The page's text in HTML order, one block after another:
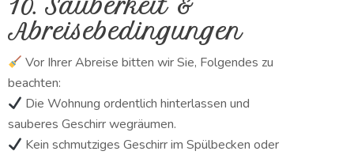
10. Sauberkeit &
Abreisebedingungen
Vor Ihrer Abreise bitten wir Sie, Folgendes zu
beachten:
Die Wohnung ordentlich hinterlassen und
sauberes Geschirr wegräumen.
Kein schmutziges Geschirr im Spülbecken oder